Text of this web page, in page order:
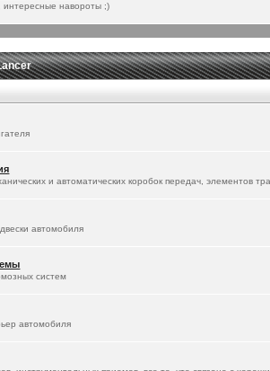
интересные навороты ;)
и автоматических коробок передач, элементов
автомобиля
систем
автомобиля